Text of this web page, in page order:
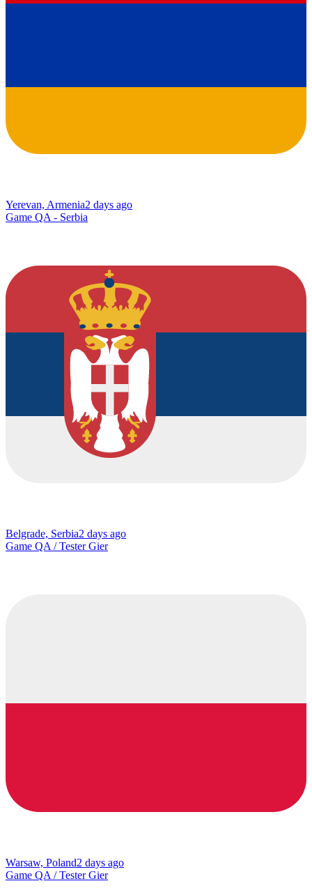
Yerevan, Armenia2 days ago
Game QA - Serbia
Belgrade, Serbia2 days ago
Game QA / Tester Gier
Warsaw, Poland2 days ago
Game QA / Tester Gier